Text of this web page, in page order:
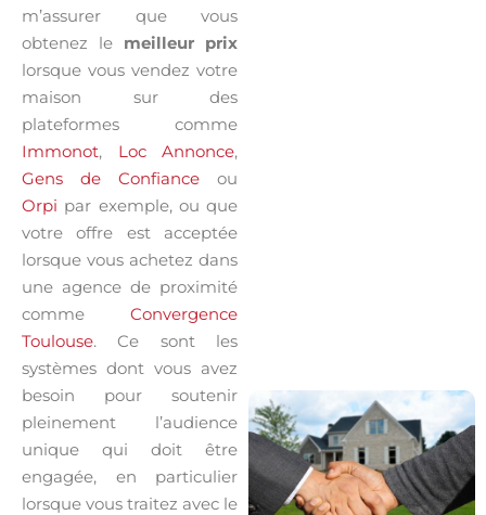
m’assurer que vous
obtenez le meilleur prix
lorsque vous vendez votre
maison sur des
plateformes comme
Immonot, Loc Annonce,
Gens de Confiance ou
Orpi par exemple, ou que
votre offre est acceptée
lorsque vous achetez dans
une agence de proximité
commeConvergence
Toulouse. Ce sont les
systèmes dont vous avez
besoin pour soutenir
pleinement l’audience
unique qui doit être
engagée, en particulier
lorsque vous traitez avec le